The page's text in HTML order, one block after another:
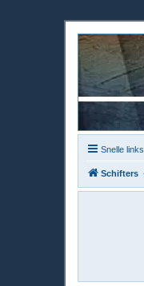
Snelle links
Schifters